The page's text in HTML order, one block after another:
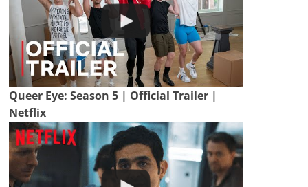
Queer Eye: Season 5 | Official Trailer |
Netflix